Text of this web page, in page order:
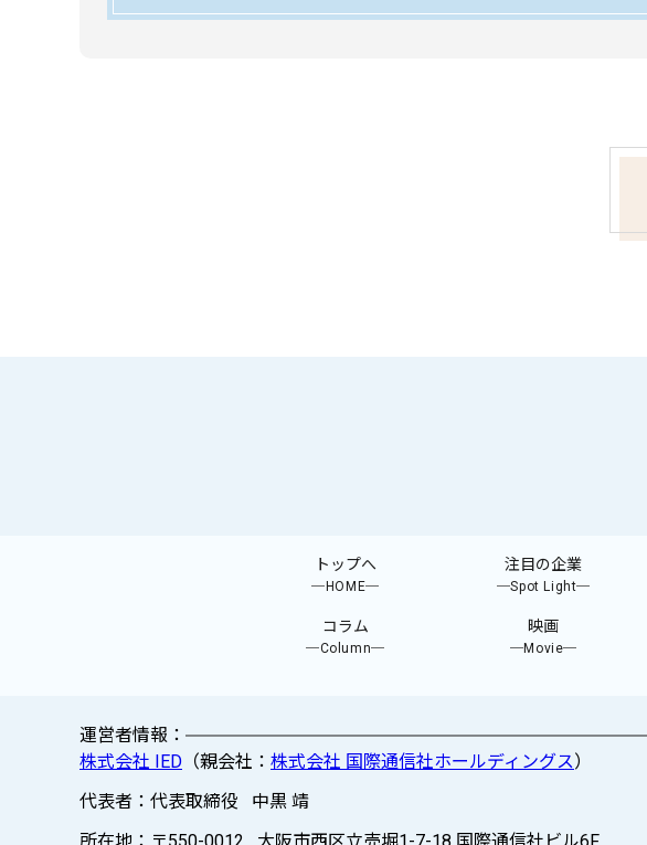
トップへ
─HOME─
注目の企業
─Spot Light─
コラム
─Column─
映画
─Movie─
運営者情報：
株式会社 IED （親会社： 株式会社 国際通信社ホールディングス）
代表者：代表取締役 中黒 靖